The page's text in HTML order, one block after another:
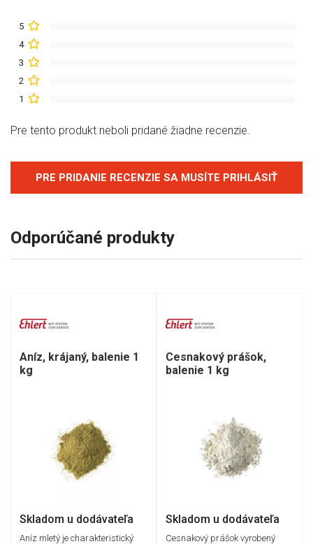
5
4
3
2
1
Pre tento produkt neboli pridané žiadne recenzie.
PRE PRIDANIE RECENZIE SA MUSÍTE PRIHLÁSIŤ
Odporúčané produkty
Aníz, krájaný, balenie 1
kg
Skladom u dodávateľa
Aníz mletý je charakteristický
Cesnakový prášok,
balenie 1 kg
Skladom u dodávateľa
Cesnakový prášok vyrobený